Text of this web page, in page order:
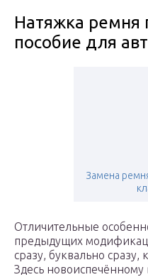
Натяжка ремня
пособие для
Замена
Отличительные
предыдущих
сразу, буквально сразу,
Здесь